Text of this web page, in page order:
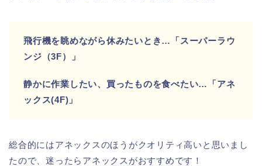
飛行機を眺めながら休みたいとき…「スーパーラウ
ンジ（3F）」
静かに作業したい、買ったものを食べたい…「アネ
ックス(4F)」
総合的にはアネックスのほうがクオリティ高いと思いまし
たので、迷ったらアネックスがおすすめです！